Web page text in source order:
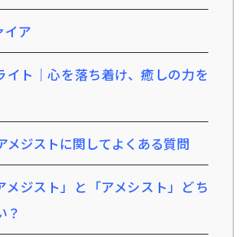
ア
イト｜心を落ち着け、癒しの力を
メジストに関してよくある質問
メジスト」と「アメシスト」どち
？